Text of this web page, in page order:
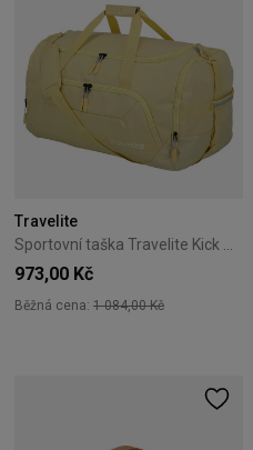
Travelite
973,00 Kč
Běžná cena: 1 084,00 Kč